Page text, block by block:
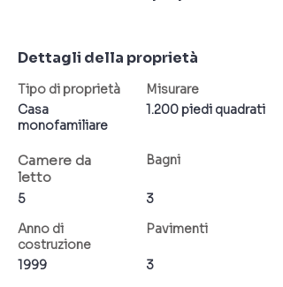
Dettagli della proprietà
Tipo di proprietà
Casa
monofamiliare
Camere da
letto
5
Anno di
costruzione
1999
Misurare
1.200 piedi quadrati
Bagni
3
Pavimenti
3